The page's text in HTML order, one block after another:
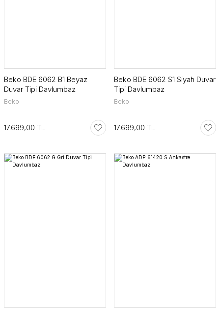
Beko BDE 6062 B1 Beyaz
Duvar Tipi Davlumbaz
Beko
17.699,00 TL
Beko BDE 6062 S1 Siyah Duvar
Tipi Davlumbaz
Beko
17.699,00 TL